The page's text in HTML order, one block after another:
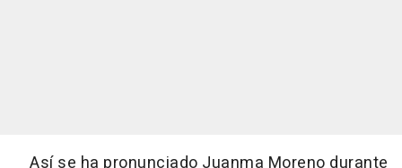
Así se ha pronunciado Juanma Moreno durante